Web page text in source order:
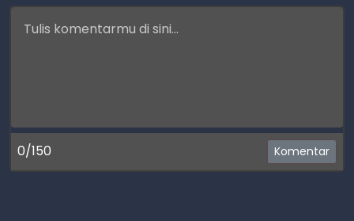
0/150 Komentar